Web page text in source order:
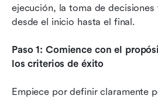
ejecución, la toma de
desde el inicio hasta el final.
Paso 1: Comience con el
los criterios de éxito
Empiece por definir claramente